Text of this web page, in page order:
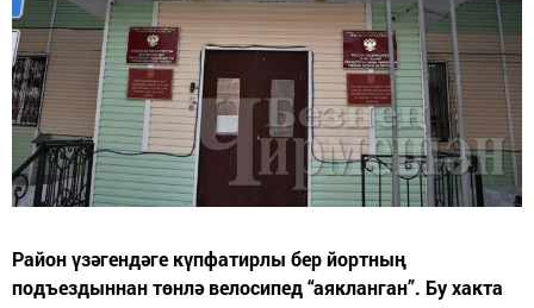
Район үзәгендәге күпфатирлы бер йортның
подъездыннан төнлә велосипед “аякланган”. Бу хакта